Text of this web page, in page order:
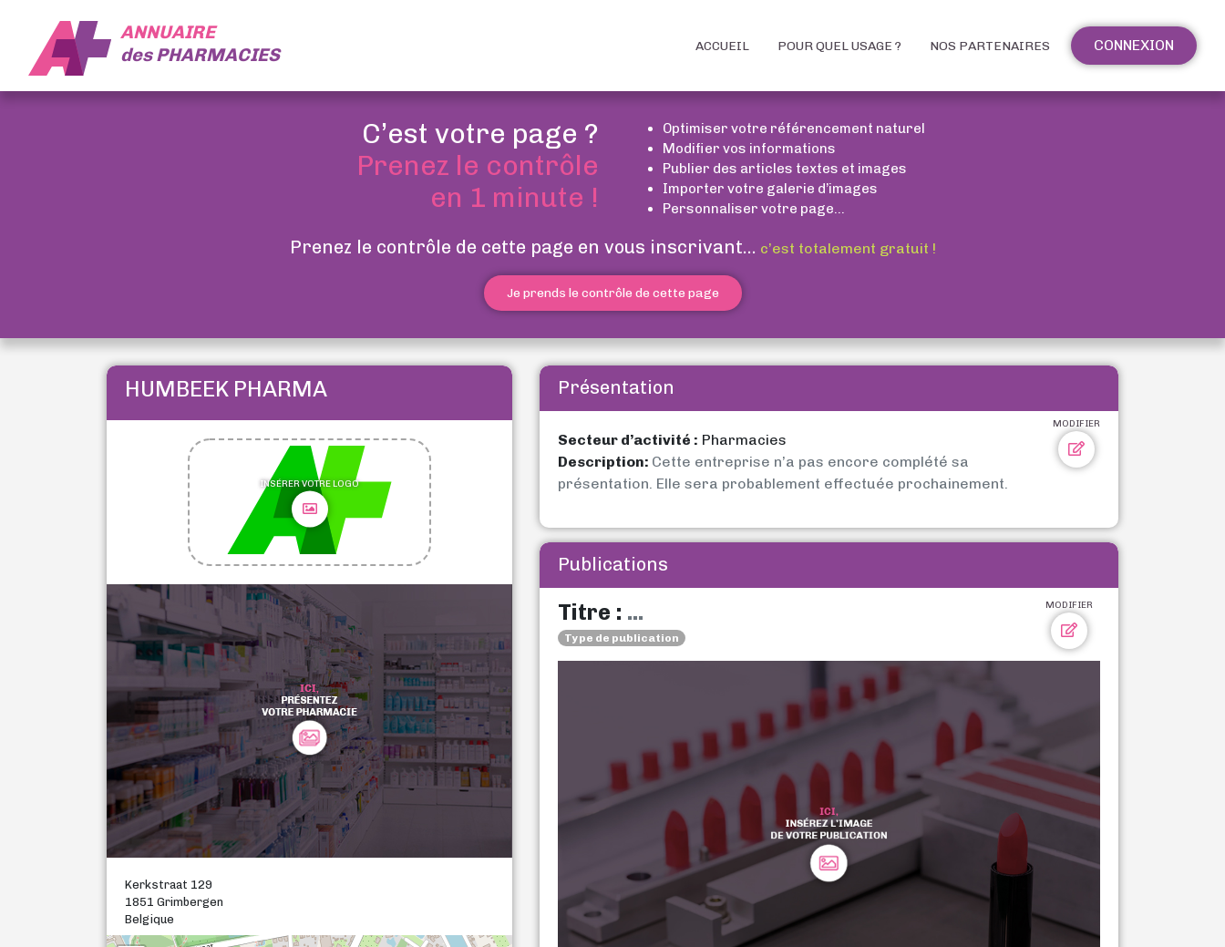
ANNUAIRE
desPHARMACIES ACCUEIL POUR QUEL USAGE ? NOS PARTENAIRES CONNEXION
C’est votre page ?
Prenez le contrôle
en 1 minute !
Optimiser votre référencement naturel
Modifier vos informations
Publier des articles textes et images
Importer votre galerie d’images
Personnaliser votre page...
Prenez le contrôle de cette page en vous inscrivant... c’est totalement gratuit !
Je prends le contrôle de cette page
HUMBEEK PHARMA
INSÉRER VOTRE LOGO
Kerkstraat 129
1851 Grimbergen
Belgique
Présentation
MODIFIER
Secteur d’activité : Pharmacies
Description: Cette entreprise n’a pas encore complété sa
présentation. Elle sera probablement effectuée prochainement.
Publications
MODIFIER
Titre : ...
Type de publication